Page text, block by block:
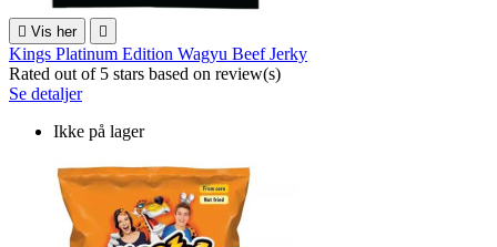
 Vis her 
Kings Platinum Edition Wagyu Beef Jerky
Rated out of 5 stars based on review(s)
Se detaljer
Ikke på lager